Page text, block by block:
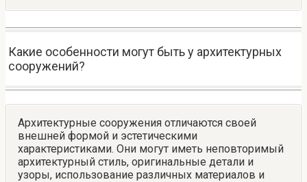
Какие особенности могут быть у архитектурных
сооружений?
Архитектурные сооружения отличаются своей
внешней формой и эстетическими
характеристиками. Они могут иметь неповторимый
архитектурный стиль, оригинальные детали и
узоры, использование различных материалов и